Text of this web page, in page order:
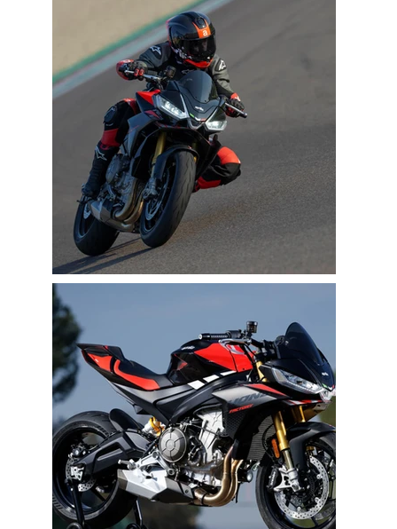
$100M+
Clients’ Income during the Last Quarter